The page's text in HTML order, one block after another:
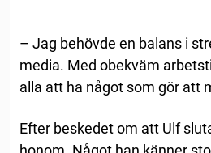
– Jag behövde en balans i
media. Med obekväm
alla att ha något som gör att
Efter beskedet om att Ulf